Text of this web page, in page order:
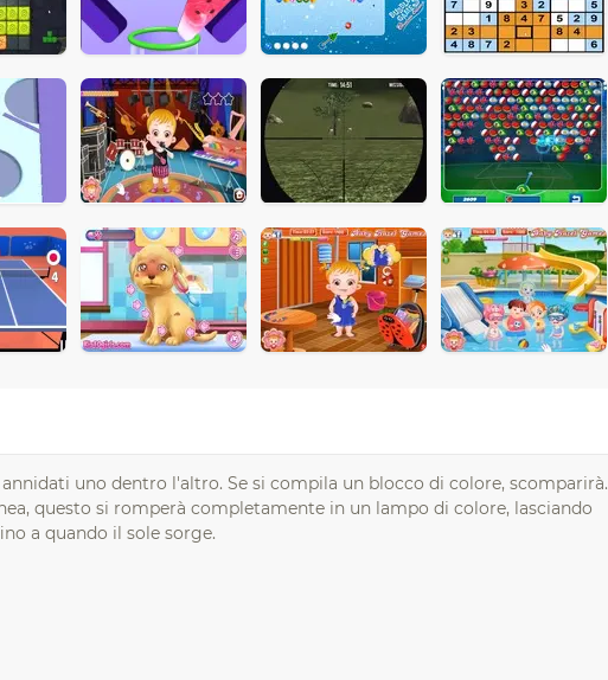
uno dentro l'altro. Se si compila un blocco di colore, scomparirà.
questo si romperà completamente in un lampo di colore, lasciando
a quando il sole sorge.